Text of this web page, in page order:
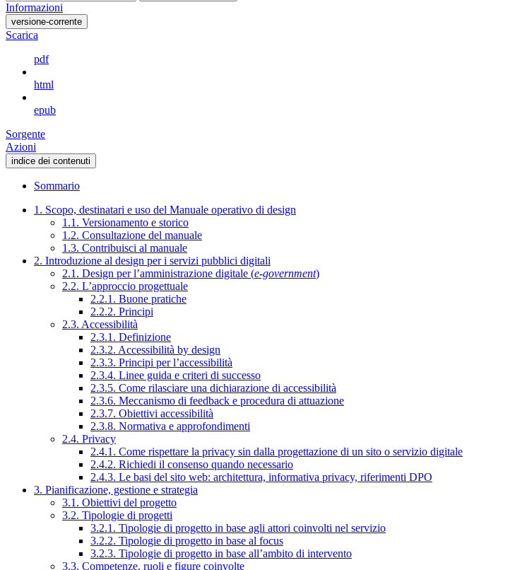
Informazioni
versione-corrente
Scarica
pdf
html
epub
Sorgente
Azioni
indice dei contenuti
Sommario
1. Scopo, destinatari e uso del Manuale operativo di design
1.1. Versionamento e storico
1.2. Consultazione del manuale
1.3. Contribuisci al manuale
2. Introduzione al design per i servizi pubblici digitali
2.1. Design per l’amministrazione digitale (e-government)
2.2. L’approccio progettuale
2.2.1. Buone pratiche
2.2.2. Principi
2.3. Accessibilità
2.3.1. Definizione
2.3.2. Accessibilità by design
2.3.3. Principi per l’accessibilità
2.3.4. Linee guida e criteri di successo
2.3.5. Come rilasciare una dichiarazione di accessibilità
2.3.6. Meccanismo di feedback e procedura di attuazione
2.3.7. Obiettivi accessibilità
2.3.8. Normativa e approfondimenti
2.4. Privacy
2.4.1. Come rispettare la privacy sin dalla progettazione di un sito o servizio digitale
2.4.2. Richiedi il consenso quando necessario
2.4.3. Le basi del sito web: architettura, informativa privacy, riferimenti DPO
3. Pianificazione, gestione e strategia
3.1. Obiettivi del progetto
3.2. Tipologie di progetti
3.2.1. Tipologie di progetto in base agli attori coinvolti nel servizio
3.2.2. Tipologie di progetto in base al focus
3.2.3. Tipologie di progetto in base all’ambito di intervento
3.3. Competenze, ruoli e figure coinvolte